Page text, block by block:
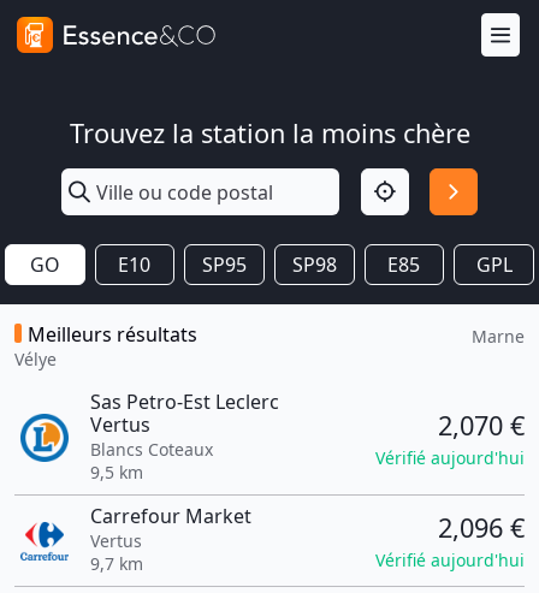
Trouvez la station la moins chère
GO E10 SP95 SP98 E85 GPL
Meilleurs résultats
Vélye
Marne
Sas Petro-Est Leclerc
Vertus
Blancs Coteaux
9,5 km
2,070 €
Vérifié aujourd'hui
Carrefour Market
Vertus
9,7 km
2,096 €
Vérifié aujourd'hui